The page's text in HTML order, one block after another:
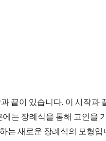
끝이 있습니다. 이 시작과
는 장례식을 통해 고인을
는 새로운 장례식의 모형입